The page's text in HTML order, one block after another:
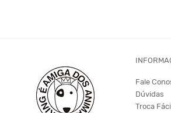
Fale
Dúvidas
Troca